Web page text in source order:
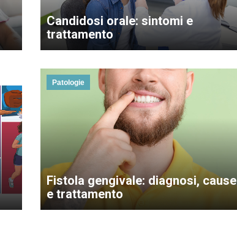
Candidosi orale: sintomi e
trattamento
Patologie
Fistola gengivale: diagnosi, cause
e trattamento